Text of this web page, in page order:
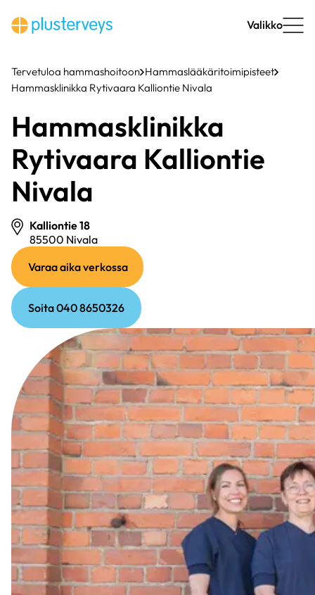
sisältöön
Valikko
Tervetuloa hammashoitoon Hammaslääkäritoimipisteet
Hammasklinikka Rytivaara Kalliontie Nivala
Hammasklinikka
Rytivaara Kalliontie
Nivala
Kalliontie 18
85500 Nivala
linkki)
Varaa aika verkossa(ulkoinen
linkki)
Soita 040 8650326